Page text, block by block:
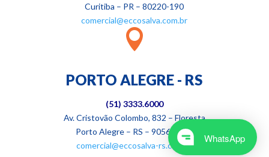
Curitiba – PR – 80220-190
comercial@eccosalva.com.br

PORTO ALEGRE - RS
(51) 3333.6000
Av. Cristovão Colombo, 832 – Floresta
Porto Alegre – RS – 90560-001
comercial@eccosalva-rs.com.br
WhatsApp